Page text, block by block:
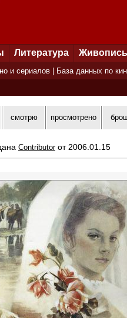
Литература Живопись
и сериалов База данных по
смотрю просмотрено
Contributorот 2006.01.15